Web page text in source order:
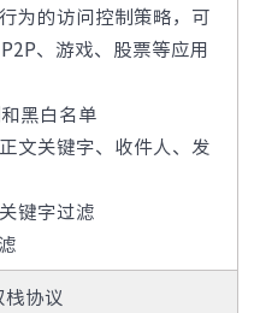
为的访问控制策略，可
、游戏、股票等应用
黑白名单
文关键字、收件人、发
键字过滤
协议